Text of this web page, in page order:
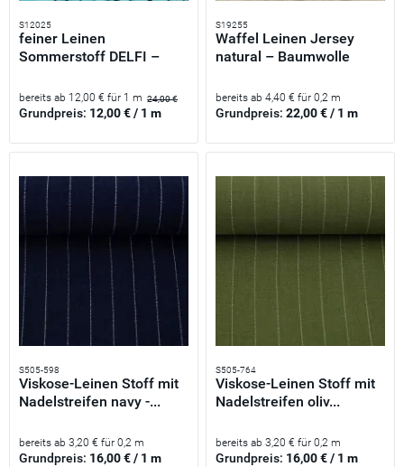
S12025
feiner Leinen
Sommerstoff DELFI –
bereits ab 12,00 € für 1 m 24,00 €
Grundpreis: 12,00 € / 1 m
S19255
Waffel Leinen Jersey
natural – Baumwolle
bereits ab 4,40 € für 0,2 m
Grundpreis:22,00 € / 1 m
S505-598
Viskose-Leinen Stoff mit
Nadelstreifen navy -...
bereits ab 3,20 € für 0,2 m
Grundpreis: 16,00 € / 1 m
S505-764
Viskose-Leinen Stoff mit
Nadelstreifen oliv...
bereits ab 3,20 € für 0,2 m
Grundpreis: 16,00 € / 1 m